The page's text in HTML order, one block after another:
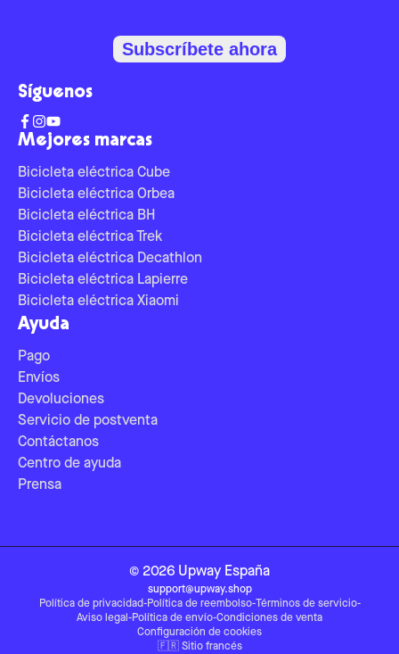
Mejores marcas
Bicicleta eléctrica Cube
Bicicleta eléctrica Orbea
Bicicleta eléctrica BH
Bicicleta eléctrica Trek
Bicicleta eléctrica Decathlon
Bicicleta eléctrica Lapierre
Bicicleta eléctrica Xiaomi
Ayuda
Pago
Envíos
Devoluciones
Servicio de postventa
Contáctanos
Centro de ayuda
Prensa
Subscríbete ahora
Síguenos
© 2026 Upway España
support@upway.shop
Política de privacidad-Política de reembolso-Términos de servicio-
Aviso legal -Política de envío-Condiciones de venta
Configuración de cookies
🇫🇷 Sitio francés